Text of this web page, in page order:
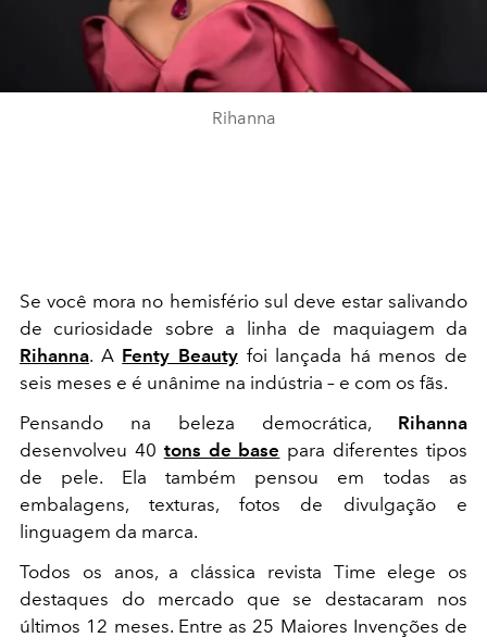
Rihanna
Se você mora no hemisfério sul deve estar salivando
de curiosidade sobre a linha de maquiagem da
Rihanna. A Fenty Beautyfoi lançada há menos de
seis meses e é unânime na indústria – e com os fãs.
Pensando na beleza democrática, Rihanna
desenvolveu 40 tons de base para diferentes tipos
de pele. Ela também pensou em todas as
embalagens, texturas, fotos de divulgação e
linguagem da marca.
Todos os anos, a clássica revista Time elege os
destaques do mercado que se destacaram nos
últimos 12 meses. Entre as 25 Maiores Invenções de